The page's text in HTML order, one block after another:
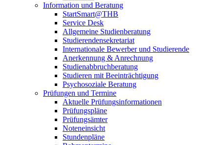
Information und Beratung
StartSmart@THB
Service Desk
Allgemeine Studienberatung
Studierendensekretariat
Internationale Bewerber und Studierende
Anerkennung & Anrechnung
Studienabbruchberatung
Studieren mit Beeinträchtigung
Psychosoziale Beratung
Prüfungen und Termine
Aktuelle Prüfungsinformationen
Prüfungspläne
Prüfungsämter
Noteneinsicht
Stundenpläne